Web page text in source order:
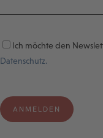
Ich möchte den
Datenschutz.